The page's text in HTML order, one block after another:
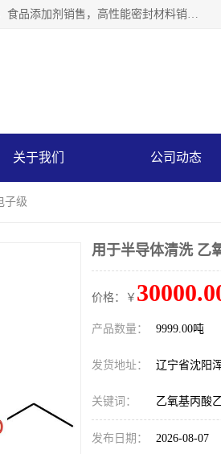
沈阳默塔化学有限公司经营范围包括：化工产品销售，专用化学产品销售，非食用盐销售，食品添加剂销售，高性能密封材料销售，涂料销售，合成材料销售，工程塑料及合成树脂销售等；主要产品有高纯电子级环丁砜，总金属离子可控制在ppb级别、纯度高、颜色浅、耐高温分解时间长，特别适合于半导体制造，硅片晶圆制造，清洗湿电子化学品，锂电池电解液，电子油墨，特种材料等高端行业；也适用于医药合成。
关于我们 公司动态
子级
用于半导体清洗 乙
价格：￥
产品数量： 9999.00吨
发货地址： 辽宁省沈阳
关键词： 乙氧基丙酸
发布日期： 2026-08-07